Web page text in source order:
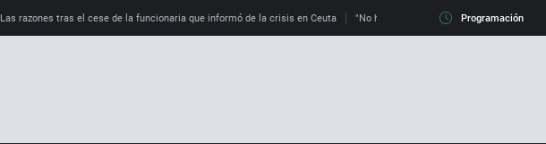
Las razones tras el cese de la funcionaria que informó de la crisis en Ceuta "No hay mafias, que no nos engañen":
Programación